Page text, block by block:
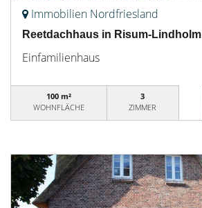
Immobilien Nordfriesland
Reetdachhaus in Risum-Lindholm
Einfamilienhaus
100 m²
WOHNFLÄCHE
3
ZIMMER